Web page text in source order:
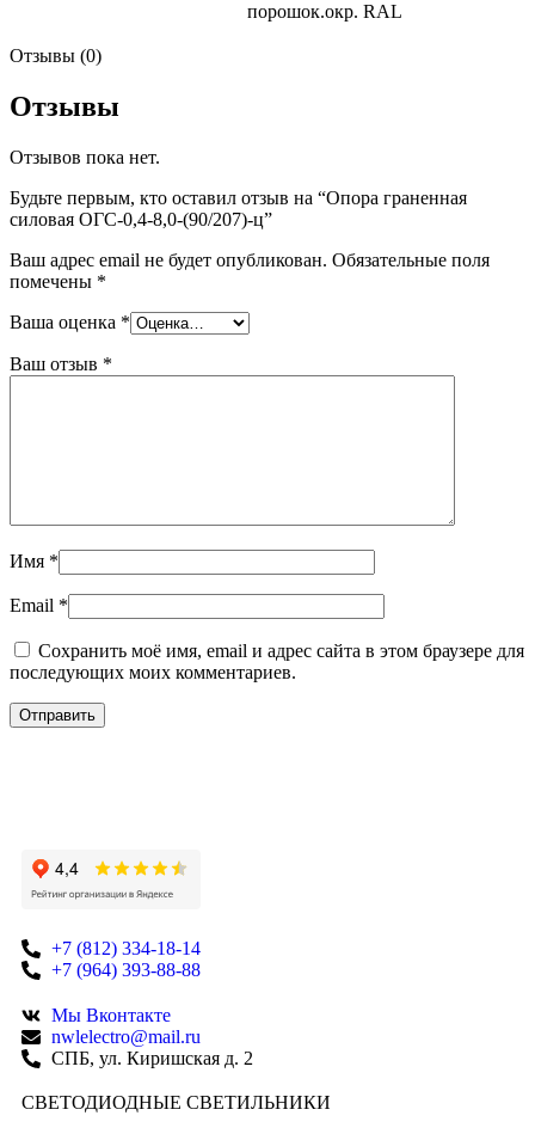
порошок.окр. RAL
Отзывы (0)
Отзывы
Отзывов пока нет.
Будьте первым, кто оставил отзыв на “Опора граненная
силовая ОГС-0,4-8,0-(90/207)-ц”
Ваш адрес email не будет опубликован. Обязательные поля
помечены *
Ваша оценка *
Ваш отзыв *
Имя *
Email *
Сохранить моё имя, email и адрес сайта в этом браузере для
последующих моих комментариев.
+7 (812) 334-18-14
+7 (964) 393-88-88
Мы Вконтакте
nwlelectro@mail.ru
СПБ, ул. Киришская д. 2
CВЕТОДИОДНЫЕ СВЕТИЛЬНИКИ